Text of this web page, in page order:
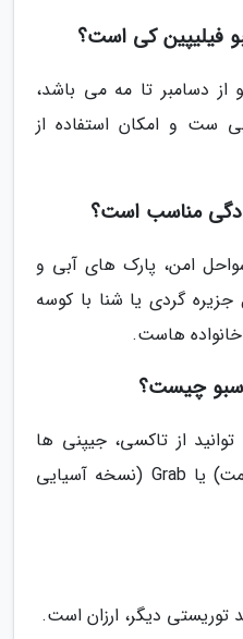
فیلیپین کی است؟
از دسامبر تا مه می باشد،
ست و امکان استفاده از
مناسب است؟
امن، پارک های آبی و
جزیره گردی یا شنا با کوسه
هاست.
سبو چیست؟
از تاکسی، جیپنی ها
(وسیله نقلیه عمومی ارزان قیمت) یا Grab (نسخه آسیایی
توریستی دیگر، ارزان است.